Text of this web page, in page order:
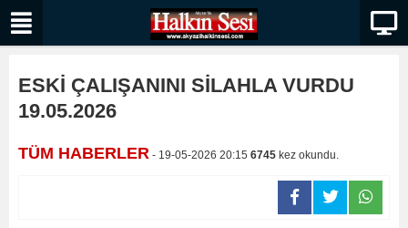
ESKİ ÇALIŞANINI SİLAHLA VURDU
19.05.2026
TÜM HABERLER - 19-05-2026 20:15 6745 kez okundu.